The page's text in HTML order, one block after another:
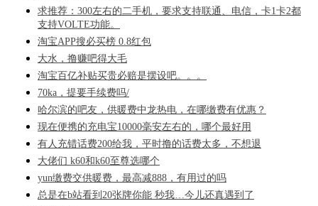
求推荐：300左右的二手机，要求支持联通、电信，卡1卡2都
支持VOLTE功能。
淘宝APP搜必买榜 0.8红包
大水，撸赚吧得大毛
淘宝百亿补贴买贵必赔是摆设吧。。。
70ka，提要手续费吗/
哈尔滨的吧友，供暖费中龙热电，在哪缴费有优惠？
现在便携的充电宝10000毫安左右的，哪个最好用
有人充错话费200给我，平时撸的话费太多，不想退
大佬们 k60和k60至尊选哪个
yun缴费交供暖费，最高减888，有用过的吗
总是在b站看到20张牌你能 秒我…今儿还真遇到了